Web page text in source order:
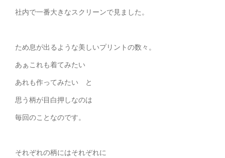
社内で一番大きなスクリーンで見ました。
ため息が出るような美しいプリントの数々。
あぁこれも着てみたい
あれも作ってみたい と
思う柄が目白押しなのは
毎回のことなのです。
それぞれの柄にはそれぞれに